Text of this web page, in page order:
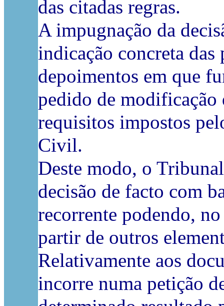
das citadas regras.
A impugnação da
indicação concreta das
depoimentos em que
pedido de
requisitos impostos
Civil.
Deste modo, o
decisão de facto com
recorrente podendo,
partir de outros
Relativamente aos
incorre numa petição